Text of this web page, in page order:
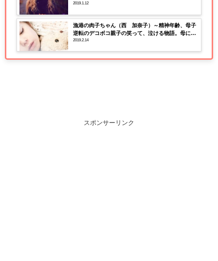
ちは彼女に届くのか・・・それとも・・
2019.1.12
漁港の肉子ちゃん（西 加奈子）～精神年齢、母子
逆転のデコボコ親子の笑って、泣ける物語。母に対
する冷静な突込みが堪らない。
2019.2.14
スポンサーリンク